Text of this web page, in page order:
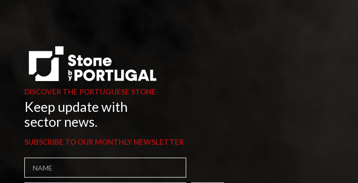
DISCOVER THE PORTUGUESE STONE
Keep update with
sector news.
SUBSCRIBE TO OUR MONTHLY NEWSLETTER